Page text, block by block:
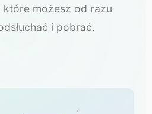
które możesz od razu
i pobrać.
♪